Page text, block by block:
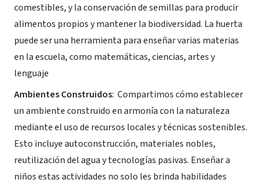
comestibles, y la conservación de semillas para producir
alimentos propios y mantener la biodiversidad. La huerta
puede ser una herramienta para enseñar varias materias
en la escuela, como matemáticas, ciencias, artes y
lenguaje
Ambientes Construidos: Compartimos cómo establecer
un ambiente construido en armonía con la naturaleza
mediante el uso de recursos locales y técnicas sostenibles.
Esto incluye autoconstrucción, materiales nobles,
reutilización del agua y tecnologías pasivas. Enseñar a
niños estas actividades no solo les brinda habilidades